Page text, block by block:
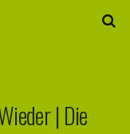
| Die